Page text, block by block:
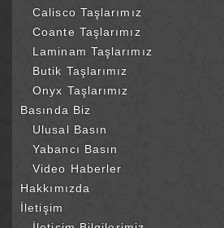
Calisco Taşlarımız
Coante Taşlarımız
Laminam Taşlarımız
Butik Taşlarımız
Onyx Taşlarımız
Basında Biz
Ulusal Basın
Yabancı Basın
Video Haberler
Hakkımızda
İletişim